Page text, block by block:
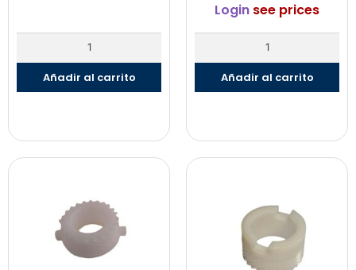
Añadir al carrito
Login see prices
Añadir al carrito